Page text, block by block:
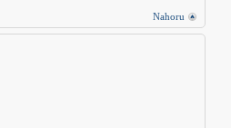
Nahoru